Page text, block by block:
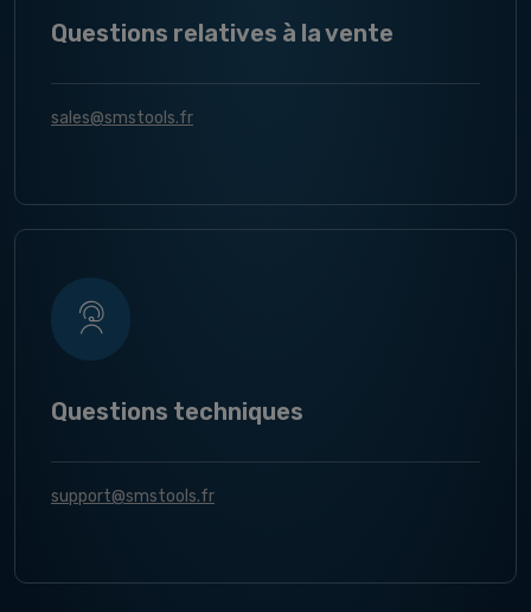
Questions relatives à la vente
sales@smstools.fr
Questions techniques
support@smstools.fr